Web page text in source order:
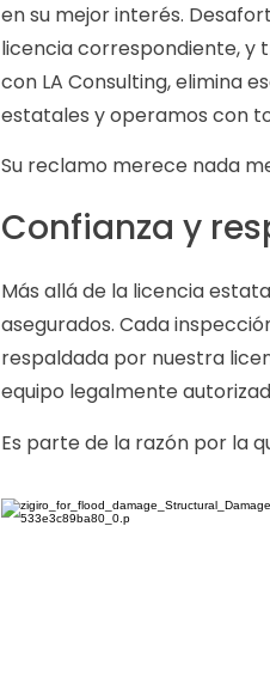
en su mejor interés.
licencia correspondiente, y
con LA Consulting, elimina
estatales y operamos con
Su reclamo merece nada
Confianza y
Más allá de la licencia
asegurados. Cada
respaldada por nuestra
equipo legalmente
Es parte de la razón por la